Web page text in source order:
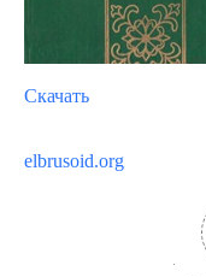
Скачать
elbrusoid.org